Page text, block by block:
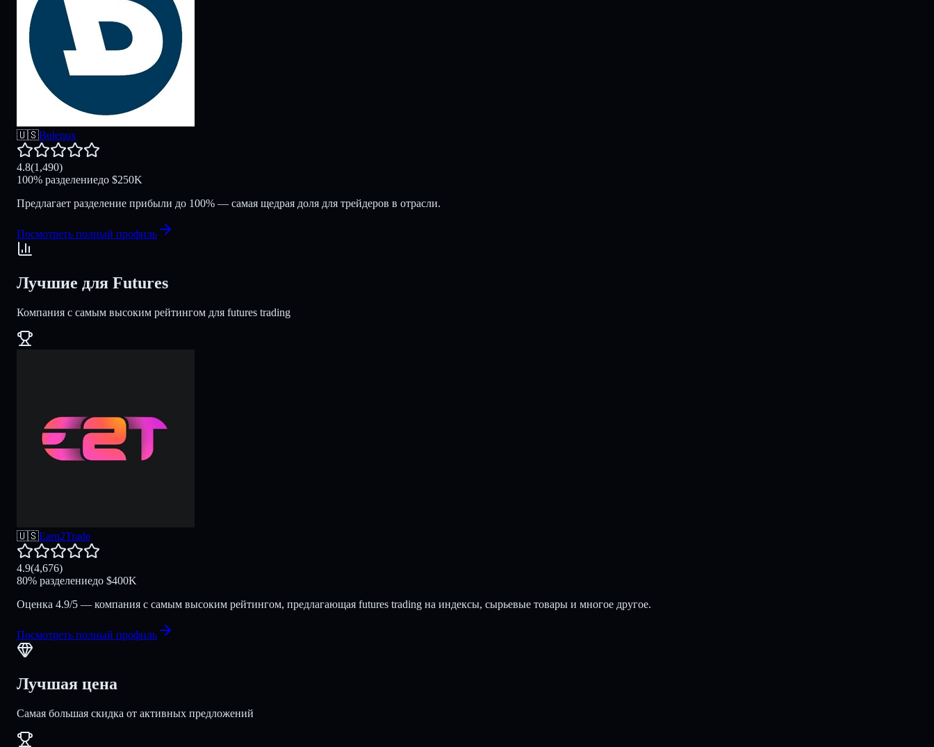
🇺🇸Bulenox
4.8(1,490)
100% разделениедо $250K
Предлагает разделение прибыли до 100% — самая щедрая доля для трейдеров в отрасли.
Посмотреть полный профиль
Лучшие для Futures
Компания с самым высоким рейтингом для futures trading
🇺🇸Earn2Trade
4.9(4,676)
80% разделениедо $400K
Оценка 4.9/5 — компания с самым высоким рейтингом, предлагающая futures trading на индексы, сырьевые товары и многое другое.
Посмотреть полный профиль
Лучшая цена
Самая большая скидка от активных предложений